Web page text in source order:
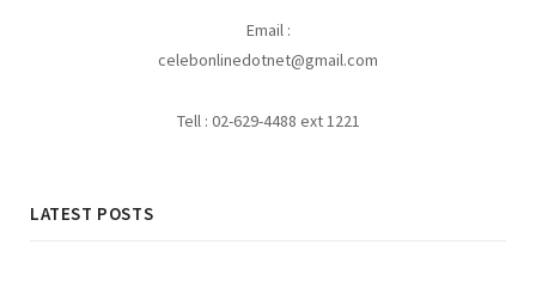
Email :
celebonlinedotnet@gmail.com
Tell : 02-629-4488 ext 1221
LATEST POSTS